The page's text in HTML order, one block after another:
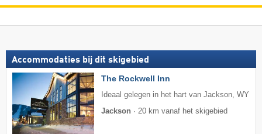
Accommodaties bij dit skigebied
The Rockwell Inn
Ideaal gelegen in het hart van Jackson, WY
Jackson · 20 km vanaf het skigebied